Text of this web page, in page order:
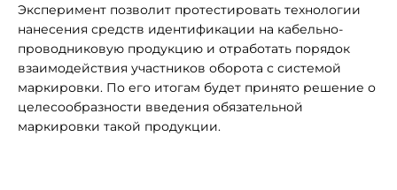
Эксперимент позволит протестировать технологии
нанесения средств идентификации на кабельно-
проводниковую продукцию и отработать порядок
взаимодействия участников оборота с системой
маркировки. По его итогам будет принято решение о
целесообразности введения обязательной
маркировки такой продукции.